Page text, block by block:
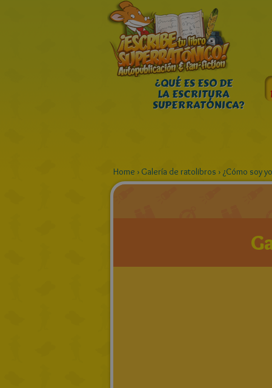
¿QUÉ ES ESO DE
LA ESCRITURA
SUPERRATÓNICA?
Home › Galería de ratolibros › ¿Cómo soy